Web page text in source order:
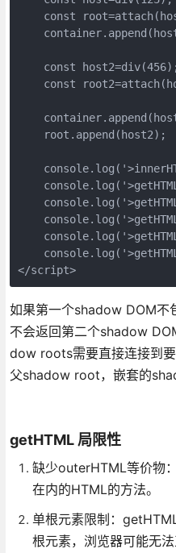
const
const
const
root.append(host2);
</script>
如果第一个shadow DOM
不会返回第二个shadow
dow roots需要直接连接到
父shadow root，嵌套的
getHTML 局限性
缺少outerHTML等价物
在内的HTML的方法。
单根元素限制：
根元素，浏览器可能无